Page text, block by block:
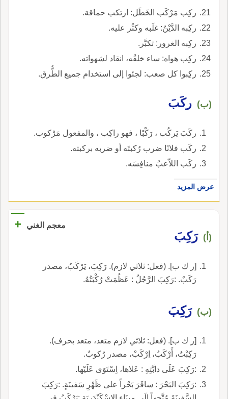
ركِب مَرْكَب الخَطَل: ارتكب حماقة.
ركِبه الدَّيْنُ: غلَبه وكثُر عليه.
ركِبه الغرور: تكبَّر.
ركِب هواه: ساء خلقُه، انقاد لشهواته.
ركِِبوا كل صعب: لجئوا إلى استخدام جميع الطُّرق.
(ب) ركَبَ
ركَبَ يَركُب ، رَكْبًا ، فهو راكِب ، والمفعول مَرْكوب.
ركَب فلانًا ضرب رُكبتَه أو ضربه بركبته.
ركَب اللاّعبُ منافِسَه.
عرض المزيد
معجم الغني +
(أ) رَكِبَ
[ر ك ب]. (فعل: ثلاثي لازم). رَكِبَ، يَرْكَبُ، مصدر
رَكَبٌ. :رَكِبَ الرَّجُلُ : عَظُمَتْ رُكْبَتُهُ.
(ب) رَكِبَ
[ر ك ب]. (فعل: ثلاثي لازم متعد، متعد بحرف).
رَكِبْتُ، أَرْكَبُ، اِرْكَبْ، مصدر رُكوبٌ.
:رَكِبَ عَلَى دابَّتِهِ : عَلاها، اِسْتَوَى عَلَيْها.
:رَكِبَ البَحْرَ : سافَرَ بَحْراً على ظَهْرِ سَفينَةٍ. :رَكِبَ